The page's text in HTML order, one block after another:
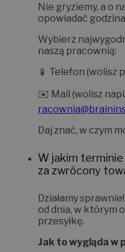
Nie gryziemy, a o
opowiadać
Wybierz
naszą pracownią:
📱 Telefon (wolisz
✉️ Mail (wolisz
Daj znać, w czym
W jakim
za zwrócony
Działamy
od dnia, w którym
przesyłkę.
Jak to wygląda w